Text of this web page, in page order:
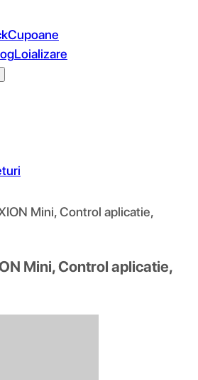
Cupoane
Loializare
Mini, Control aplicatie,
Mini, Control aplicatie,